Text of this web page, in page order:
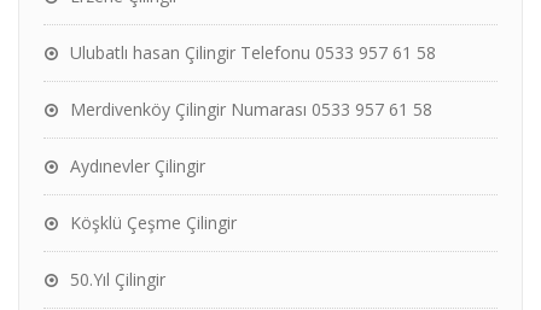
Ulubatlı hasan Çilingir Telefonu 0533 957 61 58
Merdivenköy Çilingir Numarası 0533 957 61 58
Aydınevler Çilingir
Köşklü Çeşme Çilingir
50.Yıl Çilingir